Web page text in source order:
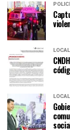
LOCAL
LOCAL